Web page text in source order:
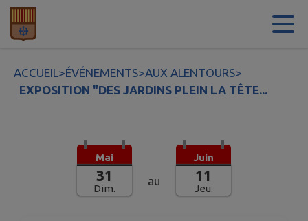
Contenu
ACCUEIL>ÉVÉNEMENTS>AUX ALENTOURS>
EXPOSITION "DES JARDINS PLEIN LA TÊTE...
Mai
31
Dim.
au
Juin
11
Jeu.